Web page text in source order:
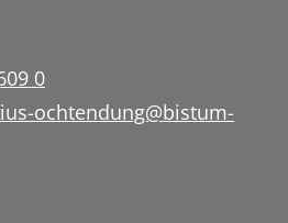
0
ochtendung@bistum-